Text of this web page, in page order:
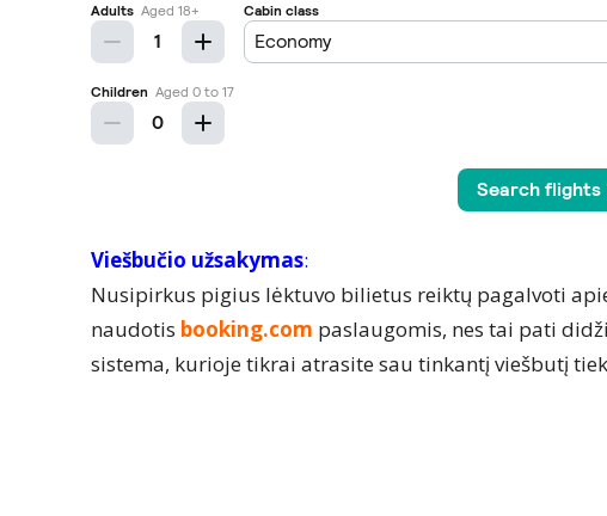
Viešbučio užsakymas:
Nusipirkus pigius lėktuvo bilietus reiktų pagalvoti
naudotis booking.com paslaugomis, nes tai pati
sistema, kurioje tikrai atrasite sau tinkantį viešbutį